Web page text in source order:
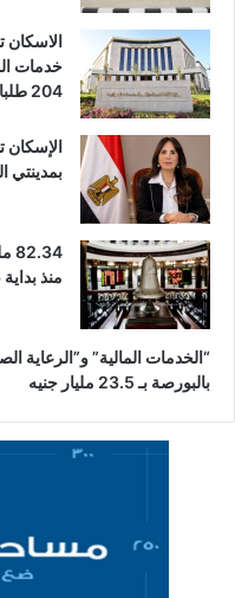
خدمات
204 طلبات للشركات الأجنبية
بمدينتي
منذ بداية 2026
“الخدمات المالية” و”الرعاية
بالبورصة بـ 23.5 مليار جنيه